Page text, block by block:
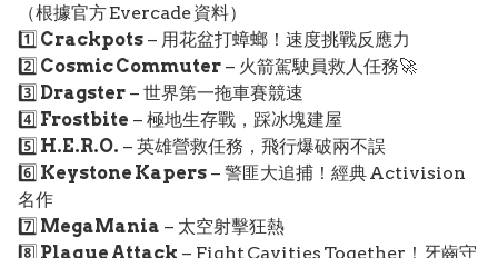
（根據官方 Evercade 資料）
1️⃣ Crackpots – 用花盆打蟑螂！速度挑戰反應力
2️⃣ Cosmic Commuter – 火箭駕駛員救人任務🚀
3️⃣ Dragster – 世界第一拖車賽競速
4️⃣ Frostbite – 極地生存戰，踩冰塊建屋
5️⃣ H.E.R.O. – 英雄營救任務，飛行爆破兩不誤
6️⃣ Keystone Kapers – 警匪大追捕！經典 Activision
名作
7️⃣ MegaMania – 太空射擊狂熱
8️⃣ Plaque Attack – Fight Cavities Together！牙齒守